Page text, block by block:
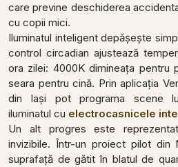
care previne deschiderea
cu copii mici.
Iluminatul inteligent depășește
control circadian ajustează
ora zilei: 4000K dimineața pentru
seara pentru cină. Prin aplicația
din Iași pot programa scene
iluminatul cu electrocasnicele
Un alt progres este
invizibile. Într-un proiect pilot din
suprafață de gătit în blatul de